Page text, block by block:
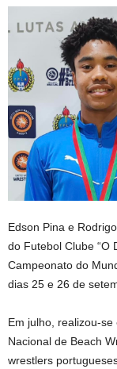
Edson Pina e
do Futebol Clube “O
Campeonato do
dias 25 e 26 de
Em julho, realizou-
Nacional de Beach
wrestlers